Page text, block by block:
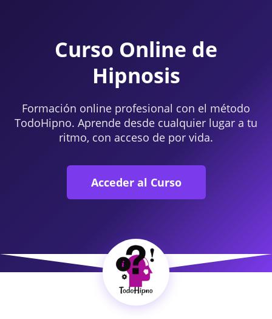
Curso Online de
Hipnosis
Formación online profesional con el método
TodoHipno. Aprende desde cualquier lugar a tu
ritmo, con acceso de por vida.
Acceder al Curso